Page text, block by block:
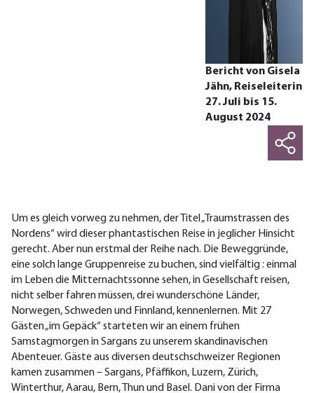
Bericht von Gisela
Jähn, Reiseleiterin
27. Juli bis 15.
August 2024
Um es gleich vorweg zu nehmen, der Titel „Traumstrassen des
Nordens“ wird dieser phantastischen Reise in jeglicher Hinsicht
gerecht. Aber nun erstmal der Reihe nach. Die Beweggründe,
eine solch lange Gruppenreise zu buchen, sind vielfältig : einmal
im Leben die Mitternachtssonne sehen, in Gesellschaft reisen,
nicht selber fahren müssen, drei wunderschöne Länder,
Norwegen, Schweden und Finnland, kennenlernen. Mit 27
Gästen „im Gepäck“ starteten wir an einem frühen
Samstagmorgen in Sargans zu unserem skandinavischen
Abenteuer. Gäste aus diversen deutschschweizer Regionen
kamen zusammen – Sargans, Pfäffikon, Luzern, Zürich,
Winterthur, Aarau, Bern, Thun und Basel. Dani von der Firma